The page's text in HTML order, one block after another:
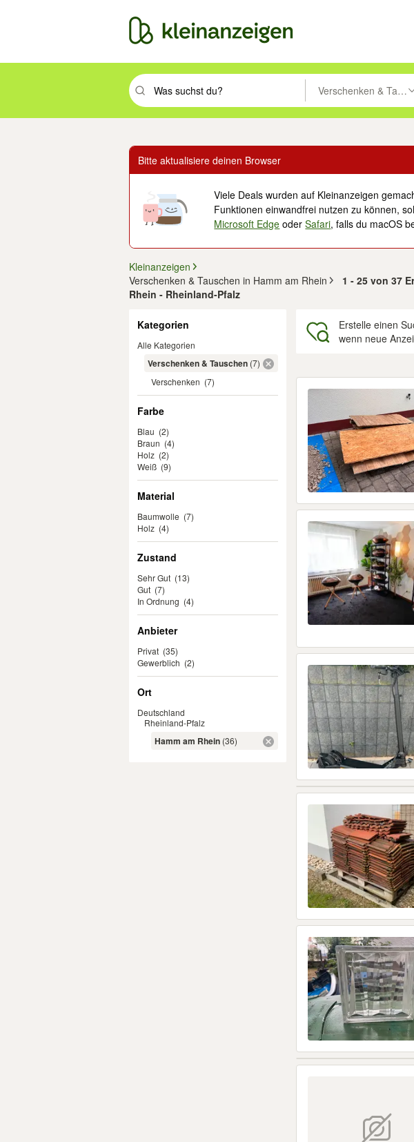
Suchbegriff eingeben. Eingabetaste drücken um zu suchen,
Verschenken &
Bitte aktualisiere deinen Browser
Viele Deals wurden auf Kleinanzeigen
Funktionen einwandfrei nutzen zu können,
Microsoft Edge oderSafari, falls du macOS
Kleinanzeigen
Verschenken & Tauschen in Hamm am Rhein
1 - 25 von 37
Rhein - Rheinland-Pfalz
Kategorien
Alle Kategorien
Verschenken & Tauschen (7)
Verschenken (7)
Farbe
Blau (2)
Braun (4)
Holz (2)
Weiß (9)
Material
Baumwolle (7)
Holz (4)
Zustand
Sehr Gut (13)
Gut (7)
In Ordnung (4)
Anbieter
Privat (35)
Gewerblich (2)
Ort
Deutschland
Rheinland-Pfalz
Hamm am Rhein (36)
Erstelle einen
wenn neue